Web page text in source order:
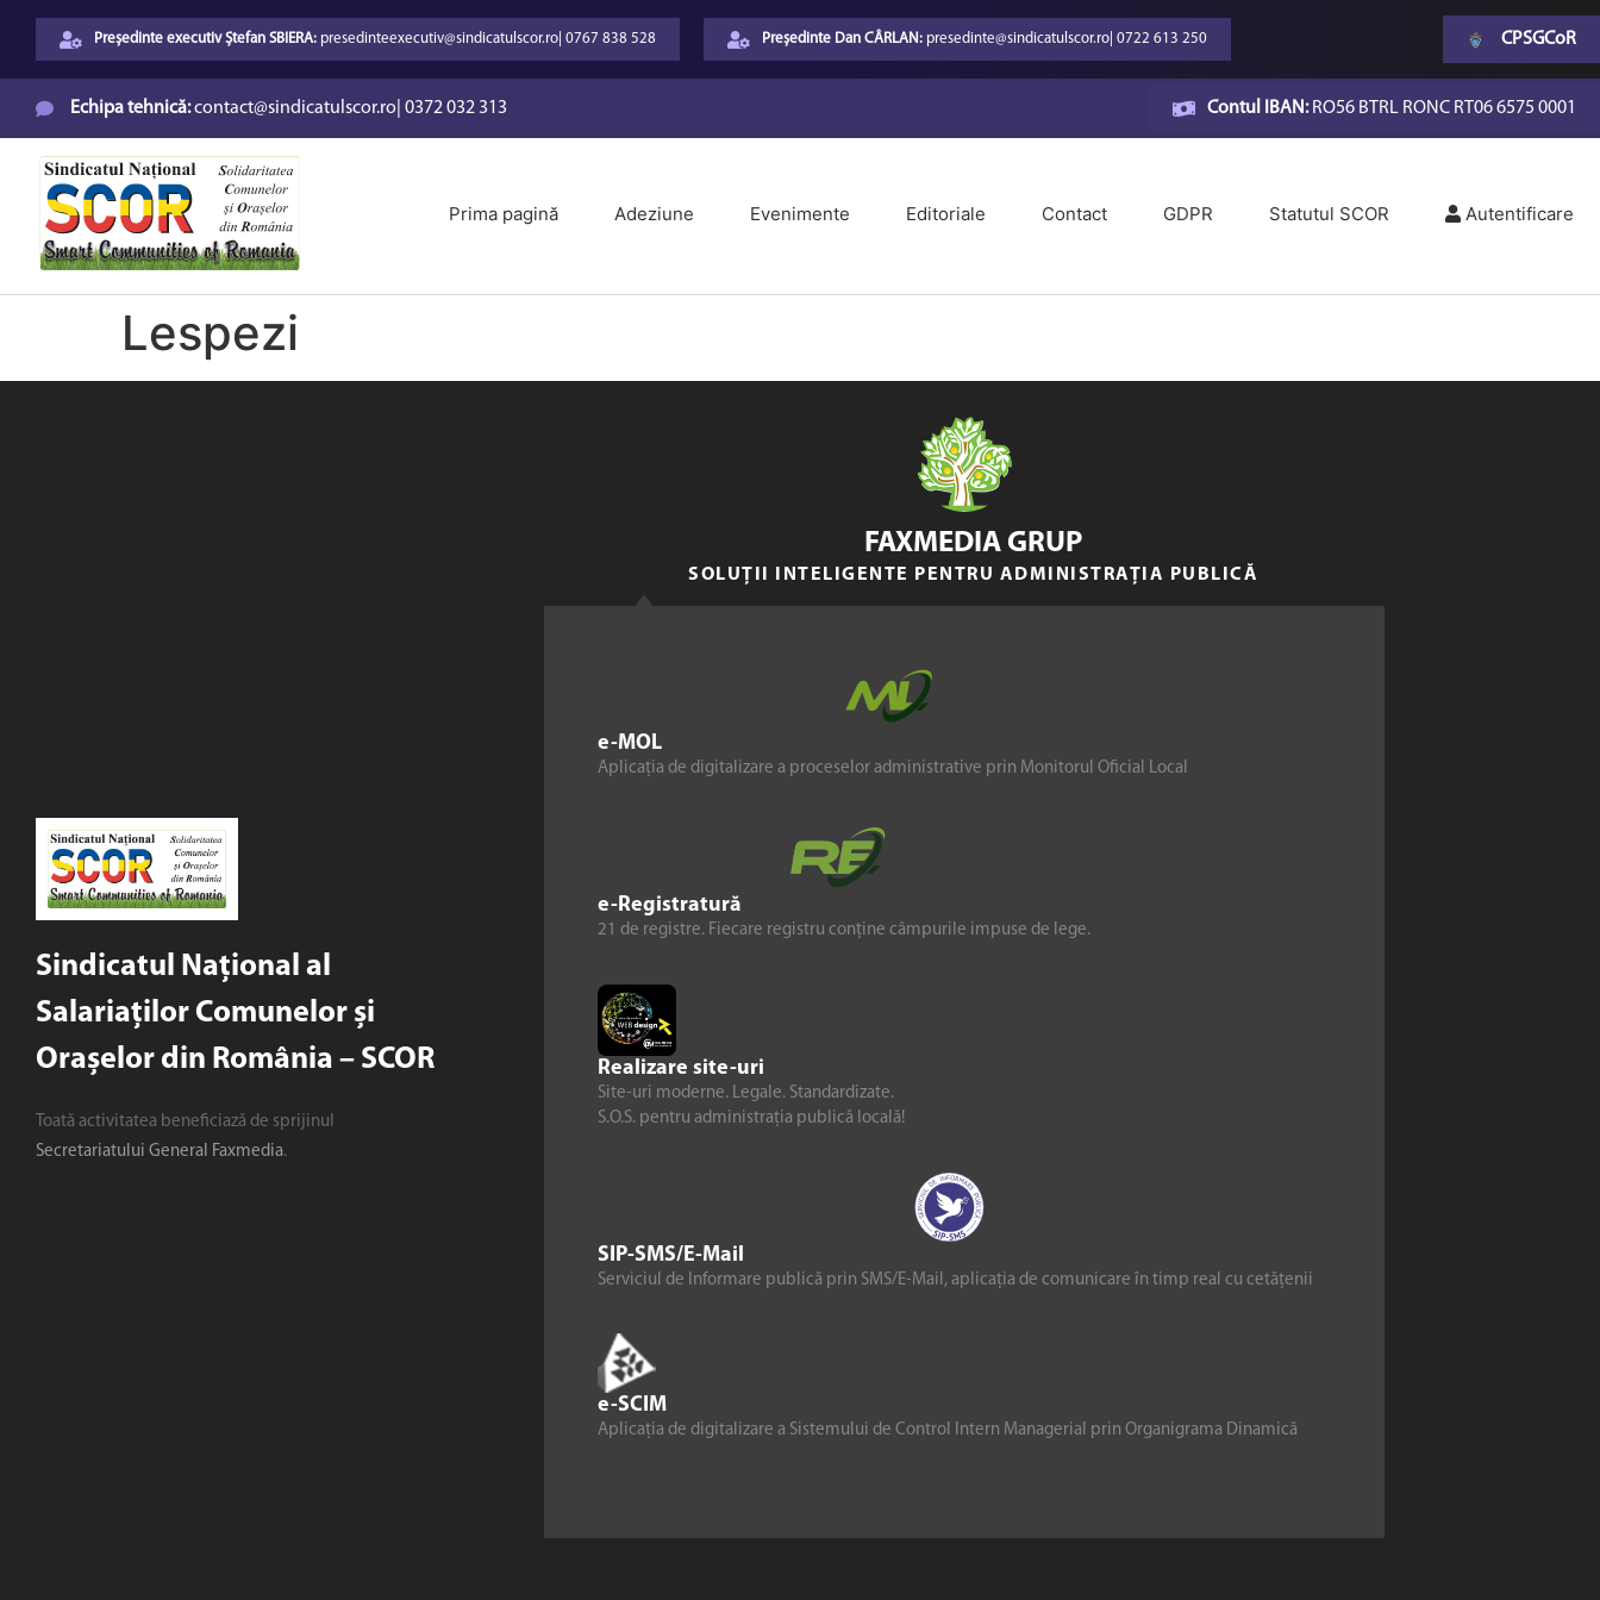
Președinte executiv Ștefan SBIERA:presedinteexecutiv@sindicatulscor.ro| 0767 838 528 Președinte Dan CÂRLAN:presedinte@sindicatulscor.ro| 0722 613 250 CPSGCoR
Echipa tehnică:contact@sindicatulscor.ro 0372 032 313 Contul IBAN:RO56 BTRL RONC RT06 6575 0001
Prima pagină Adeziune Evenimente Editoriale Contact GDPR Statutul SCOR Autentificare
Lespezi
Sindicatul Național al
Salariaților Comunelor și
Orașelor din România – SCOR
Toată activitatea beneficiază de sprijinul
Secretariatului General Faxmedia.
e-MOL
Aplicația de digitalizare a proceselor administrative prin Monitorul Oficial Local
e-Registratură
21 de registre. Fiecare registru conține câmpurile impuse de lege.
Realizare site-uri
Site-uri moderne. Legale. Standardizate.
S.O.S. pentru administrația publică locală!
SIP-SMS/E-Mail
Serviciul de Informare publică prin SMS/E-Mail, aplicația de comunicare în timp real cu cetățenii
e-SCIM
Aplicația de digitalizare a Sistemului de Control Intern Managerial prin Organigrama Dinamică
FAXMEDIA GRUP
SOLUȚII INTELIGENTE PENTRU ADMINISTRAȚIA PUBLICĂ